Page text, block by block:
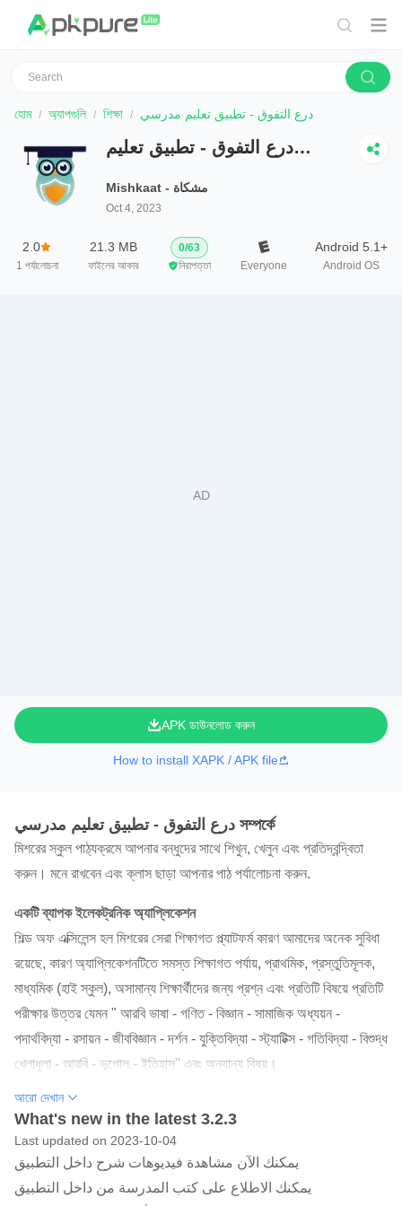
হোম অ্যাপগুলি শিক্ষা درع التفوق - تطبيق تعليم مدرسي
درع التفوق - تطبيق تعليم
Mishkaat - مشكاة
Oct 4, 2023
2.0
1 পর্যালোচনা
21.3 MB
ফাইলের আকার
0/63
নিরাপত্তা
Everyone
Android 5.1+
Android OS
APK ডাউনলোড করুন
How to install XAPK / APK file
درع التفوق - تطبيق تعليم مدرسي সম্পর্কে
মিশরের স্কুল পাঠ্যক্রমে আপনার বন্ধুদের সাথে শিখুন, খেলুন এবং প্রতিদ্বন্দ্বিতা
করুন। মনে রাখবেন এবং ক্লাস ছাড়া আপনার পাঠ পর্যালোচনা করুন.
একটি ব্যাপক ইলেকট্রনিক অ্যাপ্লিকেশন
শিল্ড অফ এক্সিলেন্স হল মিশরের সেরা শিক্ষাগত প্ল্যাটফর্ম কারণ আমাদের অনেক সুবিধা
রয়েছে, কারণ অ্যাপ্লিকেশনটিতে সমস্ত শিক্ষাগত পর্যায়, প্রাথমিক, প্রস্তুতিমূলক,
মাধ্যমিক (হাই স্কুল), অসামান্য শিক্ষার্থীদের জন্য প্রশ্ন এবং প্রতিটি বিষয়ে প্রতিটি
পরীক্ষার উত্তর যেমন " আরবি ভাষা - গণিত - বিজ্ঞান - সামাজিক অধ্যয়ন -
পদার্থবিদ্যা - রসায়ন - জীববিজ্ঞান - দর্শন - যুক্তিবিদ্যা - স্ট্যাটিক্স - গতিবিদ্যা - বিশুদ্ধ
খেলাধুলা - আরবি - ভূগোল - ইতিহাস" এবং অন্যান্য বিষয়।
আপনি সঞ্চয় না করেই এবং ন্যূনতম প্রচেষ্টার সাথে শ্রেষ্ঠত্ব অর্জন করবেন
যেহেতু আমরা শিক্ষার্থী এবং তার প্রয়োজনগুলি বুঝতে পারি, তাই আমরা অধ্যয়নের
উপকরণগুলিকে অনলাইন প্রতিযোগিতা, পরীক্ষা এবং প্রশ্নে রূপান্তরিত করেছি, যার
মাধ্যমে শিক্ষার্থীরা তাত্ক্ষণিকভাবে তার স্তর পরিমাপ করতে পারে, একদল বিশিষ্ট শিক্ষক,
আরো দেখান
What's new in the latest 3.2.3
Last updated on 2023-10-04
يمكنك الآن مشاهدة فيديوهات شرح داخل التطبيق
يمكنك الاطلاع على كتب المدرسة من داخل التطبيق